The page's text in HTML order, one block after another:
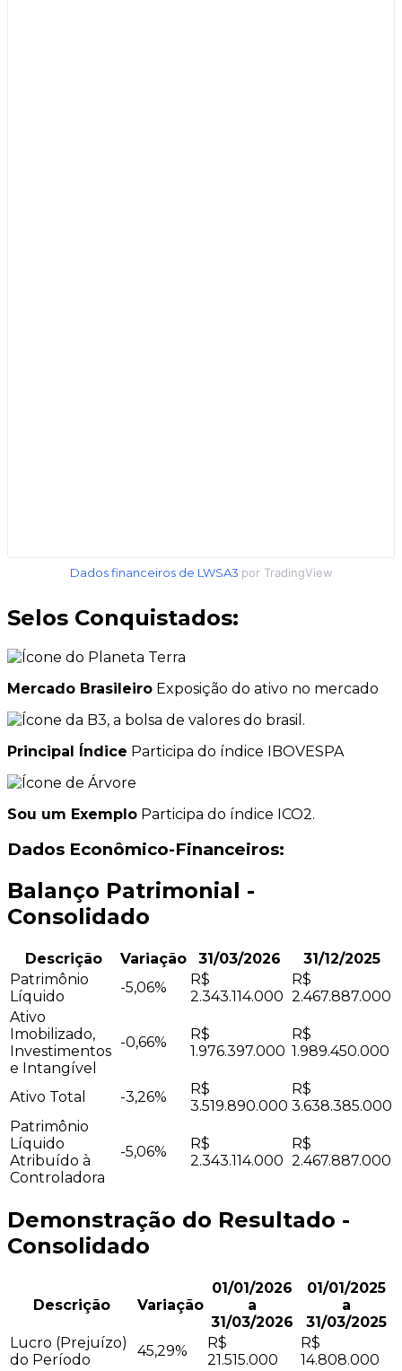
Dados financeiros de LWSA3 por TradingView
Selos Conquistados:
Mercado Brasileiro Exposição do ativo no mercado
Principal Índice Participa do índice IBOVESPA
Sou um Exemplo Participa do índice ICO2.
Dados Econômico-Financeiros:
Balanço Patrimonial -
Consolidado
Descrição Variação 31/03/2026
31/12/2025
Patrimônio
Líquido
-5,06%
R$
2.343.114.000
R$
2.467.887.000
Ativo
Imobilizado,
Investimentos
e Intangível
-0,66%
R$
1.976.397.000
R$
1.989.450.000
Ativo Total -3,26%
R$
3.519.890.000
R$
3.638.385.000
Patrimônio
Líquido
Atribuído à
Controladora
-5,06%
R$
2.343.114.000
R$
2.467.887.000
Demonstração do Resultado -
Consolidado
Descrição Variação
01/01/2026
a
31/03/2026
01/01/2025
a
31/03/2025
Lucro (Prejuízo)
do Período
45,29%
R$
21.515.000
R$
14.808.000